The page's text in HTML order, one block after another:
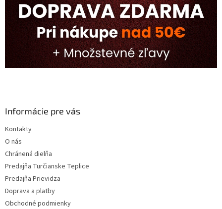
Informácie pre vás
Kontakty
O nás
Chránená dielňa
Predajňa Turčianske Teplice
Predajňa Prievidza
Doprava a platby
Obchodné podmienky